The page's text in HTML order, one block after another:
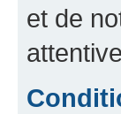
et de